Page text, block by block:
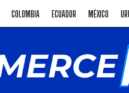
COLOMBIA ECUADOR MÉXICO